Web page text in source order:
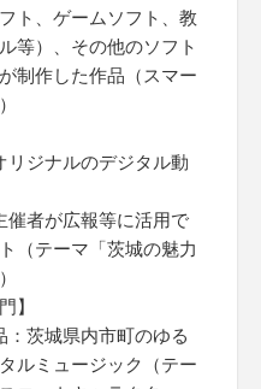
ト、ゲームソフト、教
等）、その他のソフト
制作した作品（スマー
リジナルのデジタル動
催者が広報等に活用で
（テーマ「茨城の魅力
】
：茨城県内市町のゆる
ルミュージック（テー